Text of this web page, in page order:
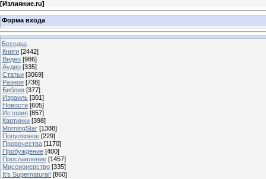
[Излияние.ru]
Форма входа
Беседка
Книги [2442]
Видео [986]
Аудио [335]
Статьи [3069]
Разное [738]
Библия [377]
Израиль [301]
Новости [605]
История [857]
Картинки [398]
MorningStar [1388]
Популярное [229]
Пророчества [1170]
Пробуждение [400]
Прославление [1457]
Миссионерство [335]
It's Supernatural! [860]